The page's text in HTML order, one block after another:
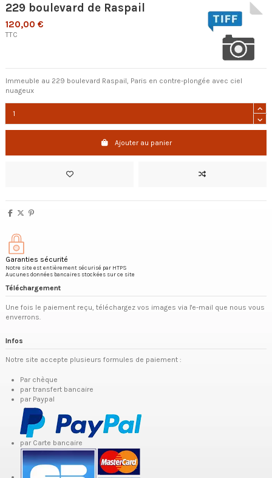
229 boulevard de Raspail
120,00 €
TTC
Immeuble au 229 boulevard Raspail, Paris en contre-plongée avec ciel
nuageux
Ajouter au panier
Garanties sécurité
Notre site est entièrement sécurisé par HTPS
Aucunes données bancaires stockées sur ce site
Téléchargement
Une fois le paiement reçu, téléchargez vos images via l'e-mail que nous vous
enverrons.
Infos
Notre site accepte plusieurs formules de paiement :
Par chèque
par transfert bancaire
par Paypal
par Carte bancaire